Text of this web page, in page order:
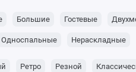
Большие Гостевые
Односпальные Нераскладные
Ретро Резной